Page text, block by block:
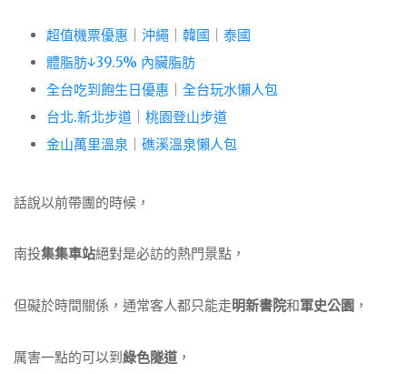
超值機票優惠 沖繩 韓國
泰國
體脂肪↓39.5% 內臟脂肪
全台吃到飽生日優惠
全台玩水懶人包
台北.新北步道
桃園登山步道
金山萬里溫泉
礁溪溫泉懶人包
話說以前帶團的時候，
南投集集車站絕對是必訪的熱門景點，
但礙於時間關係，通常客人都只能走明新書院和軍史公園 ，
厲害一點的可以到綠色隧道 ，